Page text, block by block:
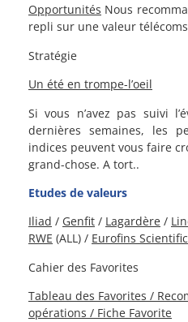
Opportunités Nous
repli sur une valeur
Stratégie
Un été en trompe-l’oeil
Si vous n’avez pas suivi
dernières semaines, les
indices peuvent vous faire
grand-chose. A tort..
Etudes de valeurs
Iliad / Genfit / Lagardère /
RWE (ALL) / Eurofins Scientific
Cahier des Favorites
Tableau des Favorites /
opérations / Fiche Favorite